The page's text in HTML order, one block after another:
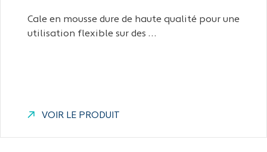
Cale en mousse dure de haute qualité pour une
utilisation flexible sur des …
VOIR LE PRODUIT